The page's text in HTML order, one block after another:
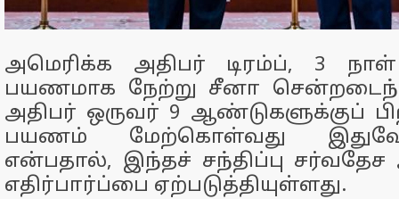
அமெரிக்க அதிபர் டிரம்ப், 3
பயணமாக நேற்று சீனா
அதிபர் ஒருவர் 9 ஆண்டுகளுக்குப்
பயணம் மேற்கொள்வது
என்பதால், இந்தச் சந்திப்பு
எதிர்பார்ப்பை ஏற்படுத்தியுள்ளது.